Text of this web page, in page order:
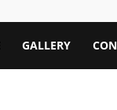
GALLERY